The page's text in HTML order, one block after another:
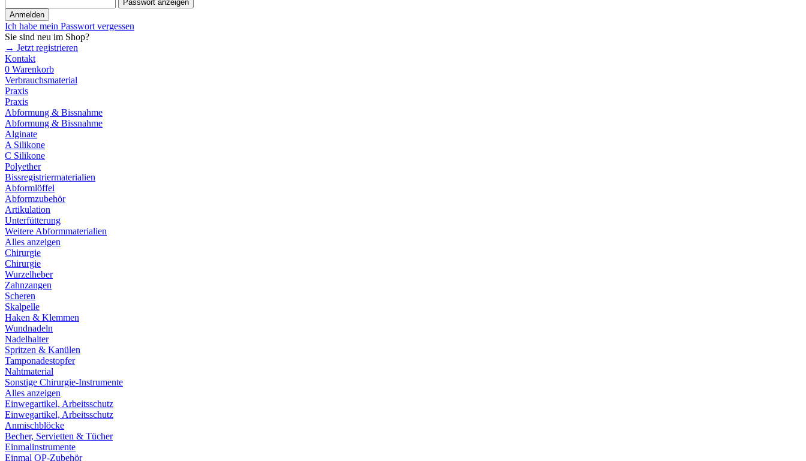
Passwort anzeigen
Anmelden
Ich habe mein Passwort vergessen
Sie sind neu im Shop?
→ Jetzt registrieren
Kontakt
0 Warenkorb
Verbrauchsmaterial
Praxis
Praxis
Abformung & Bissnahme
Abformung & Bissnahme
Alginate
A Silikone
C Silikone
Polyether
Bissregistriermaterialien
Abformlöffel
Abformzubehör
Artikulation
Unterfütterung
Weitere Abformmaterialien
Alles anzeigen
Chirurgie
Chirurgie
Wurzelheber
Zahnzangen
Scheren
Skalpelle
Haken & Klemmen
Wundnadeln
Nadelhalter
Spritzen & Kanülen
Tamponadestopfer
Nahtmaterial
Sonstige Chirurgie-Instrumente
Alles anzeigen
Einwegartikel, Arbeitsschutz
Einwegartikel, Arbeitsschutz
Anmischblöcke
Becher, Servietten & Tücher
Einmalinstrumente
Einmal OP-Zubehör